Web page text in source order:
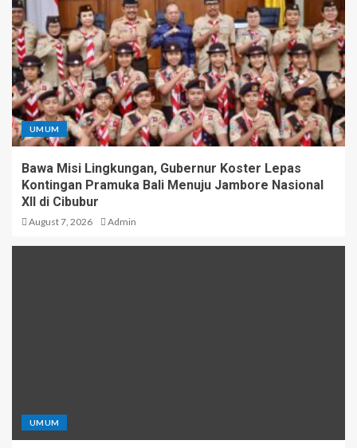
UMUM
Bawa Misi Lingkungan, Gubernur Koster Lepas
Kontingan Pramuka Bali Menuju Jambore Nasional
XII di Cibubur
August 7, 2026 Admin
UMUM